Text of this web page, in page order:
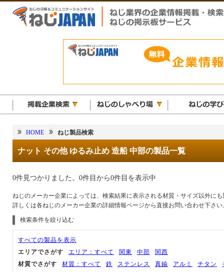
HOME ねじ製品検索
ナット その他 ゆるみ止め 造船 中部の製品一覧
0件見つかりました。0件目から0件目を表示中
ねじのメーカー企業によっては、検索結果に表示される材質・サイズ以外に
詳しくは各ねじのメーカー企業の詳細情報ページから直接お問い合わせ下さい
検索条件を絞り込む
すべての製品を表示
エリアでさがす
エリア：すべて 関東 中部
関西
材質でさがす
材質：すべて 鉄 ステンレス 真鍮 アルミ チタン